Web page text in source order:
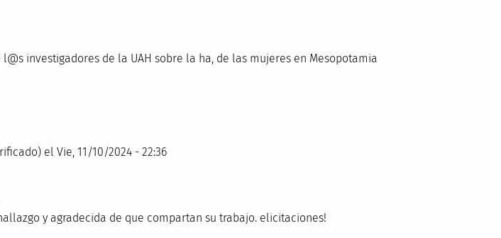
investigadores de la UAH sobre la ha, de las mujeres en Mesopotamia
el Vie, 11/10/2024 - 22:36
y agradecida de que compartan su trabajo. elicitaciones!